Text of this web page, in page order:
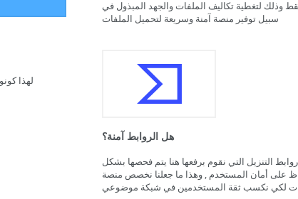
وذلك لتغطية تكاليف الملفات والجهد المبذول في
سبيل توفير منصة آمنة وسريعة لتحميل الملفات
هل الروابط آمنة؟
التنزيل التي نقوم برفعها هنا يتم فحصها بشكل
على أمان المستخدم , وهذا ما جعلنا نخصص منصة
لكي نكسب ثقة المستخدمين في شبكة موضوعي